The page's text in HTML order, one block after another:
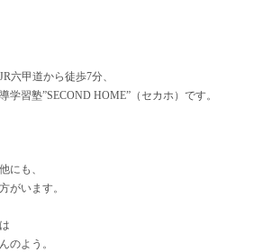
六甲道から徒歩7分、
学習塾”SECOND HOME”（セカホ）です。
にも、
がいます。
のよう。